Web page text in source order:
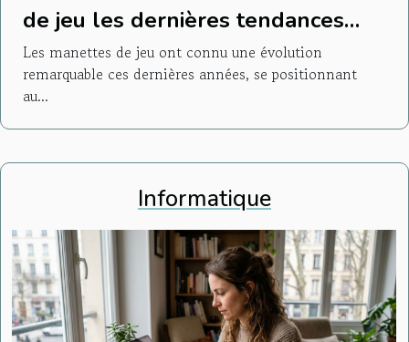
de jeu les dernières tendances
pour les gamers
Les manettes de jeu ont connu une évolution
remarquable ces dernières années, se positionnant
au...
Informatique